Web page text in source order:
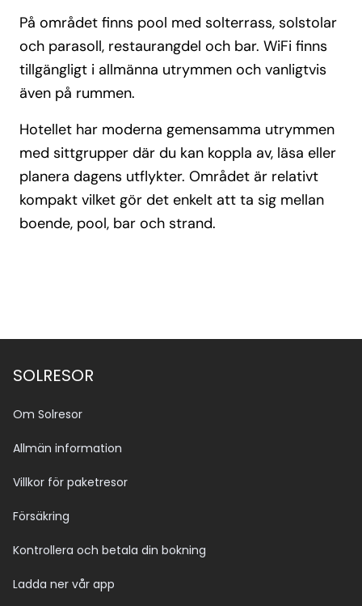
På området finns pool med solterrass, solstolar
och parasoll, restaurangdel och bar. WiFi finns
tillgängligt i allmänna utrymmen och vanligtvis
även på rummen.
Hotellet har moderna gemensamma utrymmen
med sittgrupper där du kan koppla av, läsa eller
planera dagens utflykter. Området är relativt
kompakt vilket gör det enkelt att ta sig mellan
boende, pool, bar och strand.
SOLRESOR
Om Solresor
Allmän information
Villkor för paketresor
Försäkring
Kontrollera och betala din bokning
Ladda ner vår app